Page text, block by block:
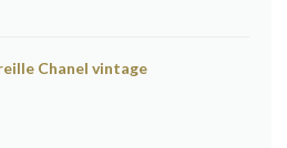
Chanel vintage